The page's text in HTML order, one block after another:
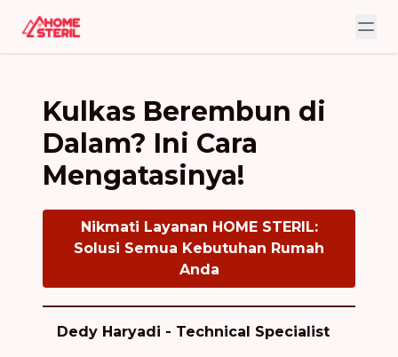
Kulkas Berembun di
Dalam? Ini Cara
Mengatasinya!
Nikmati Layanan HOME STERIL:
Solusi Semua Kebutuhan Rumah
Anda
Dedy Haryadi - Technical Specialist